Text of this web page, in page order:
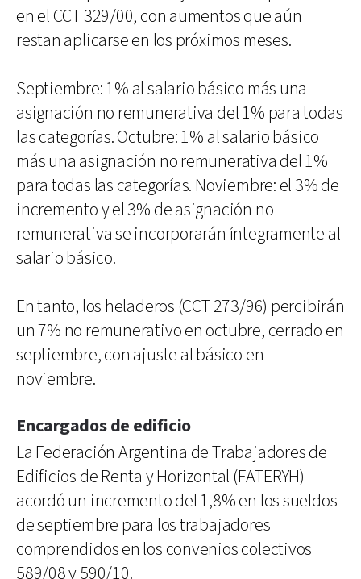
en el CCT 329/00, con aumentos que aún
restan aplicarse en los próximos meses.
Septiembre: 1% al salario básico más una
asignación no remunerativa del 1% para todas
las categorías. Octubre: 1% al salario básico
más una asignación no remunerativa del 1%
para todas las categorías. Noviembre: el 3% de
incremento y el 3% de asignación no
remunerativa se incorporarán íntegramente al
salario básico.
En tanto, los heladeros (CCT 273/96) percibirán
un 7% no remunerativo en octubre, cerrado en
septiembre, con ajuste al básico en
noviembre.
Encargados de edificio
La Federación Argentina de Trabajadores de
Edificios de Renta y Horizontal (FATERYH)
acordó un incremento del 1,8% en los sueldos
de septiembre para los trabajadores
comprendidos en los convenios colectivos
589/08 y 590/10.